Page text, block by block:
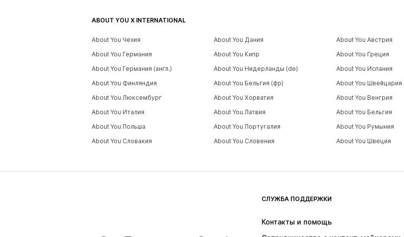
СЛУЖБА ПОДДЕРЖКИ
Контакты и помощь
ABOUT YOU X INTERNATIONAL
About You Чехия About You Дания About You Австрия
About You Германия
About You Кипр About You Греция
About You Германия (англ.)
About You Нидерланды (de) About You Испания
About You Финляндия
About You Бельгия (фр) About You Швейцария
About You Люксембург
About You Хорватия About You Венгрия
About You Италия
About You Латвия About You Бельгия
About You Польша
About You Португалия About You Румыния
About You Словакия
About You Словения About You Швеция